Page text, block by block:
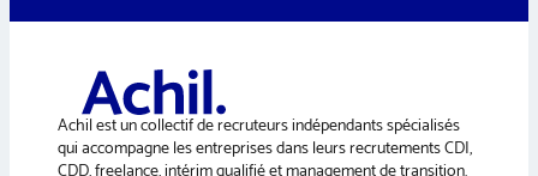
e
Achil est un collectif de recruteurs indépendants spécialisés
qui accompagne les entreprises dans leurs recrutements CDI,